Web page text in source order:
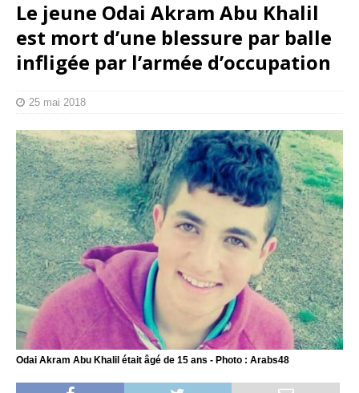
Le jeune Odai Akram Abu Khalil
est mort d’une blessure par balle
infligée par l’armée d’occupation
25 mai 2018
Odai Akram Abu Khalil était âgé de 15 ans - Photo : Arabs48